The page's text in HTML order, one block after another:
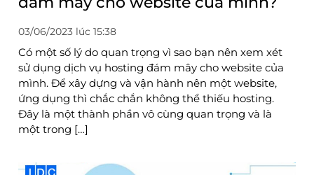
03/06/2023 lúc 15:38
Có một số lý do quan trọng vì sao bạn nên xem xét
sử dụng dịch vụ hosting đám mây cho website của
mình. Để xây dựng và vận hành nên một website,
ứng dụng thì chắc chắn không thể thiếu hosting.
Đây là một thành phần vô cùng quan trọng và là
một trong […]